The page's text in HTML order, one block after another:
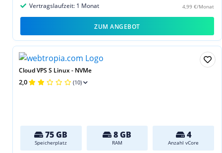
4,99 €/Monat
Vertragslaufzeit: 1 Monat
ZUM ANGEBOT
Cloud VPS S Linux - NVMe
2,0 (10)
75 GB
Speicherplatz
8 GB
RAM
4
Anzahl vCore